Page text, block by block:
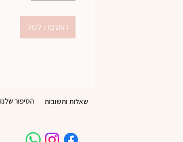
הוספה לסל
הסיפור שלנו שאלות ותשובות